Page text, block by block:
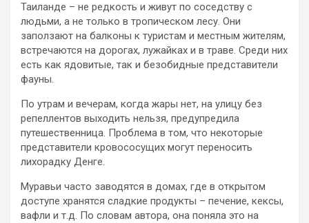
Таиланде – не редкость и живут по соседству с
людьми, а не только в тропическом лесу. Они
заползают на балконы к туристам и местным жителям,
встречаются на дорогах, лужайках и в траве. Среди них
есть как ядовитые, так и безобидные представители
фауны.
По утрам и вечерам, когда жары нет, на улицу без
репеллентов выходить нельзя, предупредила
путешественница. Проблема в том, что некоторые
представители кровососущих могут переносить
лихорадку Денге.
Муравьи часто заводятся в домах, где в открытом
доступе хранятся сладкие продукты – печение, кексы,
вафли и т.д. По словам автора, она поняла это на